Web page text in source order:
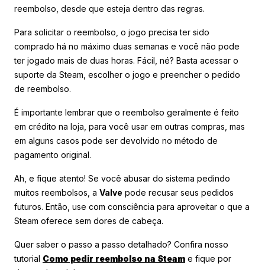
reembolso, desde que esteja dentro das regras.
Para solicitar o reembolso, o jogo precisa ter sido
comprado há no máximo duas semanas e você não pode
ter jogado mais de duas horas. Fácil, né? Basta acessar o
suporte da Steam, escolher o jogo e preencher o pedido
de reembolso.
É importante lembrar que o reembolso geralmente é feito
em crédito na loja, para você usar em outras compras, mas
em alguns casos pode ser devolvido no método de
pagamento original.
Ah, e fique atento! Se você abusar do sistema pedindo
muitos reembolsos, a Valve pode recusar seus pedidos
futuros. Então, use com consciência para aproveitar o que a
Steam oferece sem dores de cabeça.
Quer saber o passo a passo detalhado? Confira nosso
tutorial Como pedir reembolso na Steam e fique por